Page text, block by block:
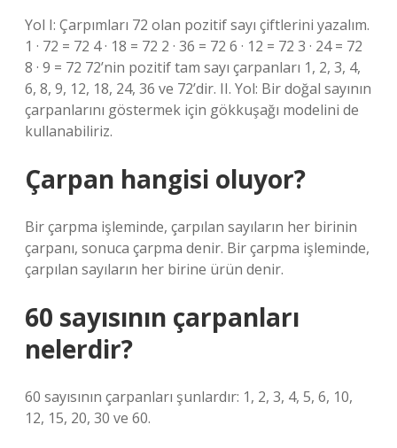
Yol I: Çarpımları 72 olan pozitif sayı çiftlerini yazalım.
1 · 72 = 72 4 · 18 = 72 2 · 36 = 72 6 · 12 = 72 3 · 24 = 72
8 · 9 = 72 72’nin pozitif tam sayı çarpanları 1, 2, 3, 4,
6, 8, 9, 12, 18, 24, 36 ve 72’dir. II. Yol: Bir doğal sayının
çarpanlarını göstermek için gökkuşağı modelini de
kullanabiliriz.
Çarpan hangisi oluyor?
Bir çarpma işleminde, çarpılan sayıların her birinin
çarpanı, sonuca çarpma denir. Bir çarpma işleminde,
çarpılan sayıların her birine ürün denir.
60 sayısının çarpanları
nelerdir?
60 sayısının çarpanları şunlardır: 1, 2, 3, 4, 5, 6, 10,
12, 15, 20, 30 ve 60.